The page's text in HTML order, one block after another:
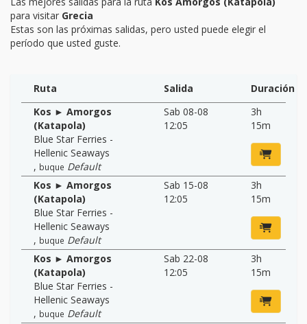
para visitar Grecia
Estas son las próximas salidas, pero usted puede elegir el
período que usted guste.
Ruta Salida
Duración
Kos ► Amorgos
(Katapola)
Blue Star Ferries -
Hellenic Seaways
, buque Default
Sab 08-08
12:05
3h
15m
Kos ► Amorgos
(Katapola)
Blue Star Ferries -
Hellenic Seaways
, buque Default
Sab 15-08
12:05
3h
15m
Kos ► Amorgos
(Katapola)
Blue Star Ferries -
Hellenic Seaways
, buque Default
Sab 22-08
12:05
3h
15m